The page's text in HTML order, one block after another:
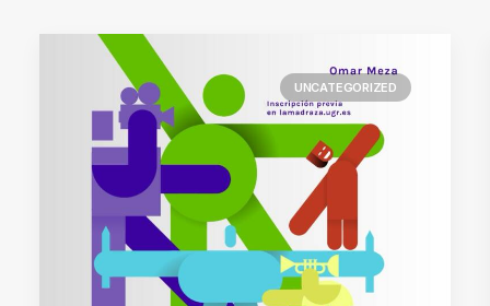
UNCATEGORIZED